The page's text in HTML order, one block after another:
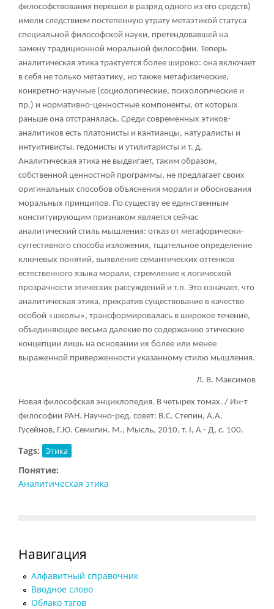
философствования перешел в разряд одного из его средств)
имели следствием постепенную утрату метаэтикой статуса
специальной философской науки, претендовавшей на
замену традиционной моральной философии. Теперь
аналитическая этика трактуется более широко: она включает
в себя не только метаэтику, но также метафизические,
конкретно-научные (социологические, психологические и
пр.) и нормативно-ценностные компоненты, от которых
раньше она отстранялась. Среди современных этиков-
аналитиков есть платонисты и кантианцы, натуралисты и
интуитивисты, гедонисты и утилитаристы и т. д.
Аналитическая этика не выдвигает, таким образом,
собственной ценностной программы, не предлагает своих
оригинальных способов объяснения морали и обоснования
моральных принципов. По существу ее единственным
конституирующим признаком является сейчас
аналитический стиль мышления: отказ от метафорически-
суггестивного способа изложения, тщательное определение
ключевых понятий, выявление семантических оттенков
естественного языка морали, стремление к логической
прозрачности этических рассуждений и т.п. Это означает, что
аналитическая этика, прекратив существование в качестве
особой «школы», трансформировалась в широкое течение,
объединяющее весьма далекие по содержанию этические
концепции лишь на основании их более или менее
выраженной приверженности указанному стилю мышления.
Л. В. Максимов
Новая философская энциклопедия. В четырех томах. / Ин-т
философии РАН. Научно-ред. совет: В.С. Степин, А.А.
Гусейнов, Г.Ю. Семигин. М., Мысль, 2010, т. I, А - Д, с. 100.
Tags: Этика
Понятие:
Аналитическая этика
Навигация
Алфавитный справочник
Вводное слово
Облако тэгов